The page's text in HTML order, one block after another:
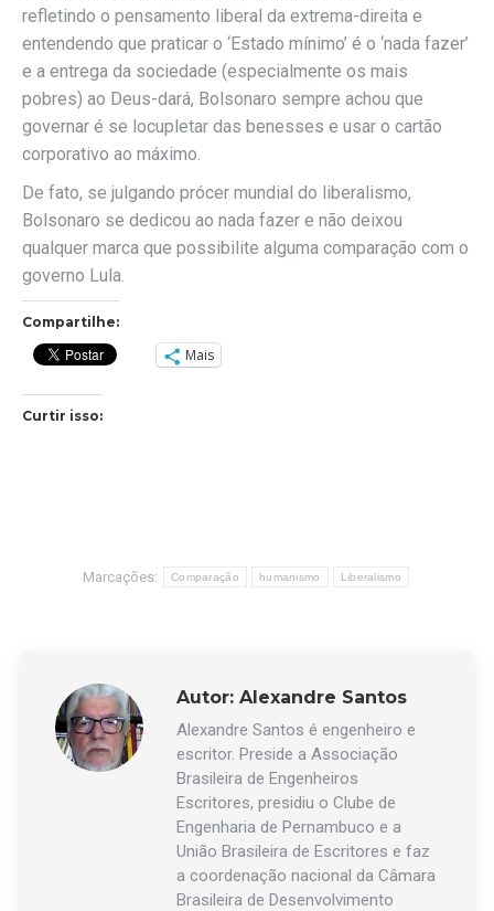
refletindo o pensamento liberal da extrema-direita e
entendendo que praticar o ‘Estado mínimo’ é o ‘nada fazer’
e a entrega da sociedade (especialmente os mais
pobres) ao Deus-dará, Bolsonaro sempre achou que
governar é se locupletar das benesses e usar o cartão
corporativo ao máximo.
De fato, se julgando prócer mundial do liberalismo,
Bolsonaro se dedicou ao nada fazer e não deixou
qualquer marca que possibilite alguma comparação com o
governo Lula.
Compartilhe:
Mais
Curtir isso:
Marcações: Comparação humanismo Liberalismo
Autor: Alexandre Santos
Alexandre Santos é engenheiro e
escritor. Preside a Associação
Brasileira de Engenheiros
Escritores, presidiu o Clube de
Engenharia de Pernambuco e a
União Brasileira de Escritores e faz
a coordenação nacional da Câmara
Brasileira de Desenvolvimento